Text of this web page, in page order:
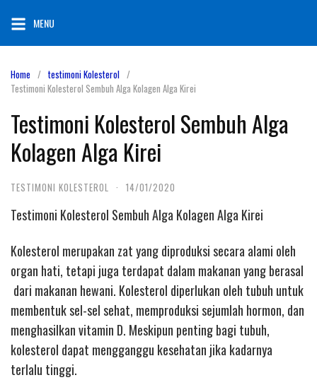
content
MENU
Home
testimoni Kolesterol
Testimoni Kolesterol Sembuh Alga Kolagen Alga Kirei
Testimoni Kolesterol Sembuh Alga
Kolagen Alga Kirei
TESTIMONI KOLESTEROL · 14/01/2020
Testimoni Kolesterol Sembuh Alga Kolagen Alga Kirei
Kolesterol merupakan zat yang diproduksi secara alami oleh
organ hati, tetapi juga terdapat dalam makanan yang berasal
dari makanan hewani. Kolesterol diperlukan oleh tubuh untuk
membentuk sel-sel sehat, memproduksi sejumlah hormon, dan
menghasilkan vitamin D. Meskipun penting bagi tubuh,
kolesterol dapat mengganggu kesehatan jika kadarnya
terlalu tinggi.